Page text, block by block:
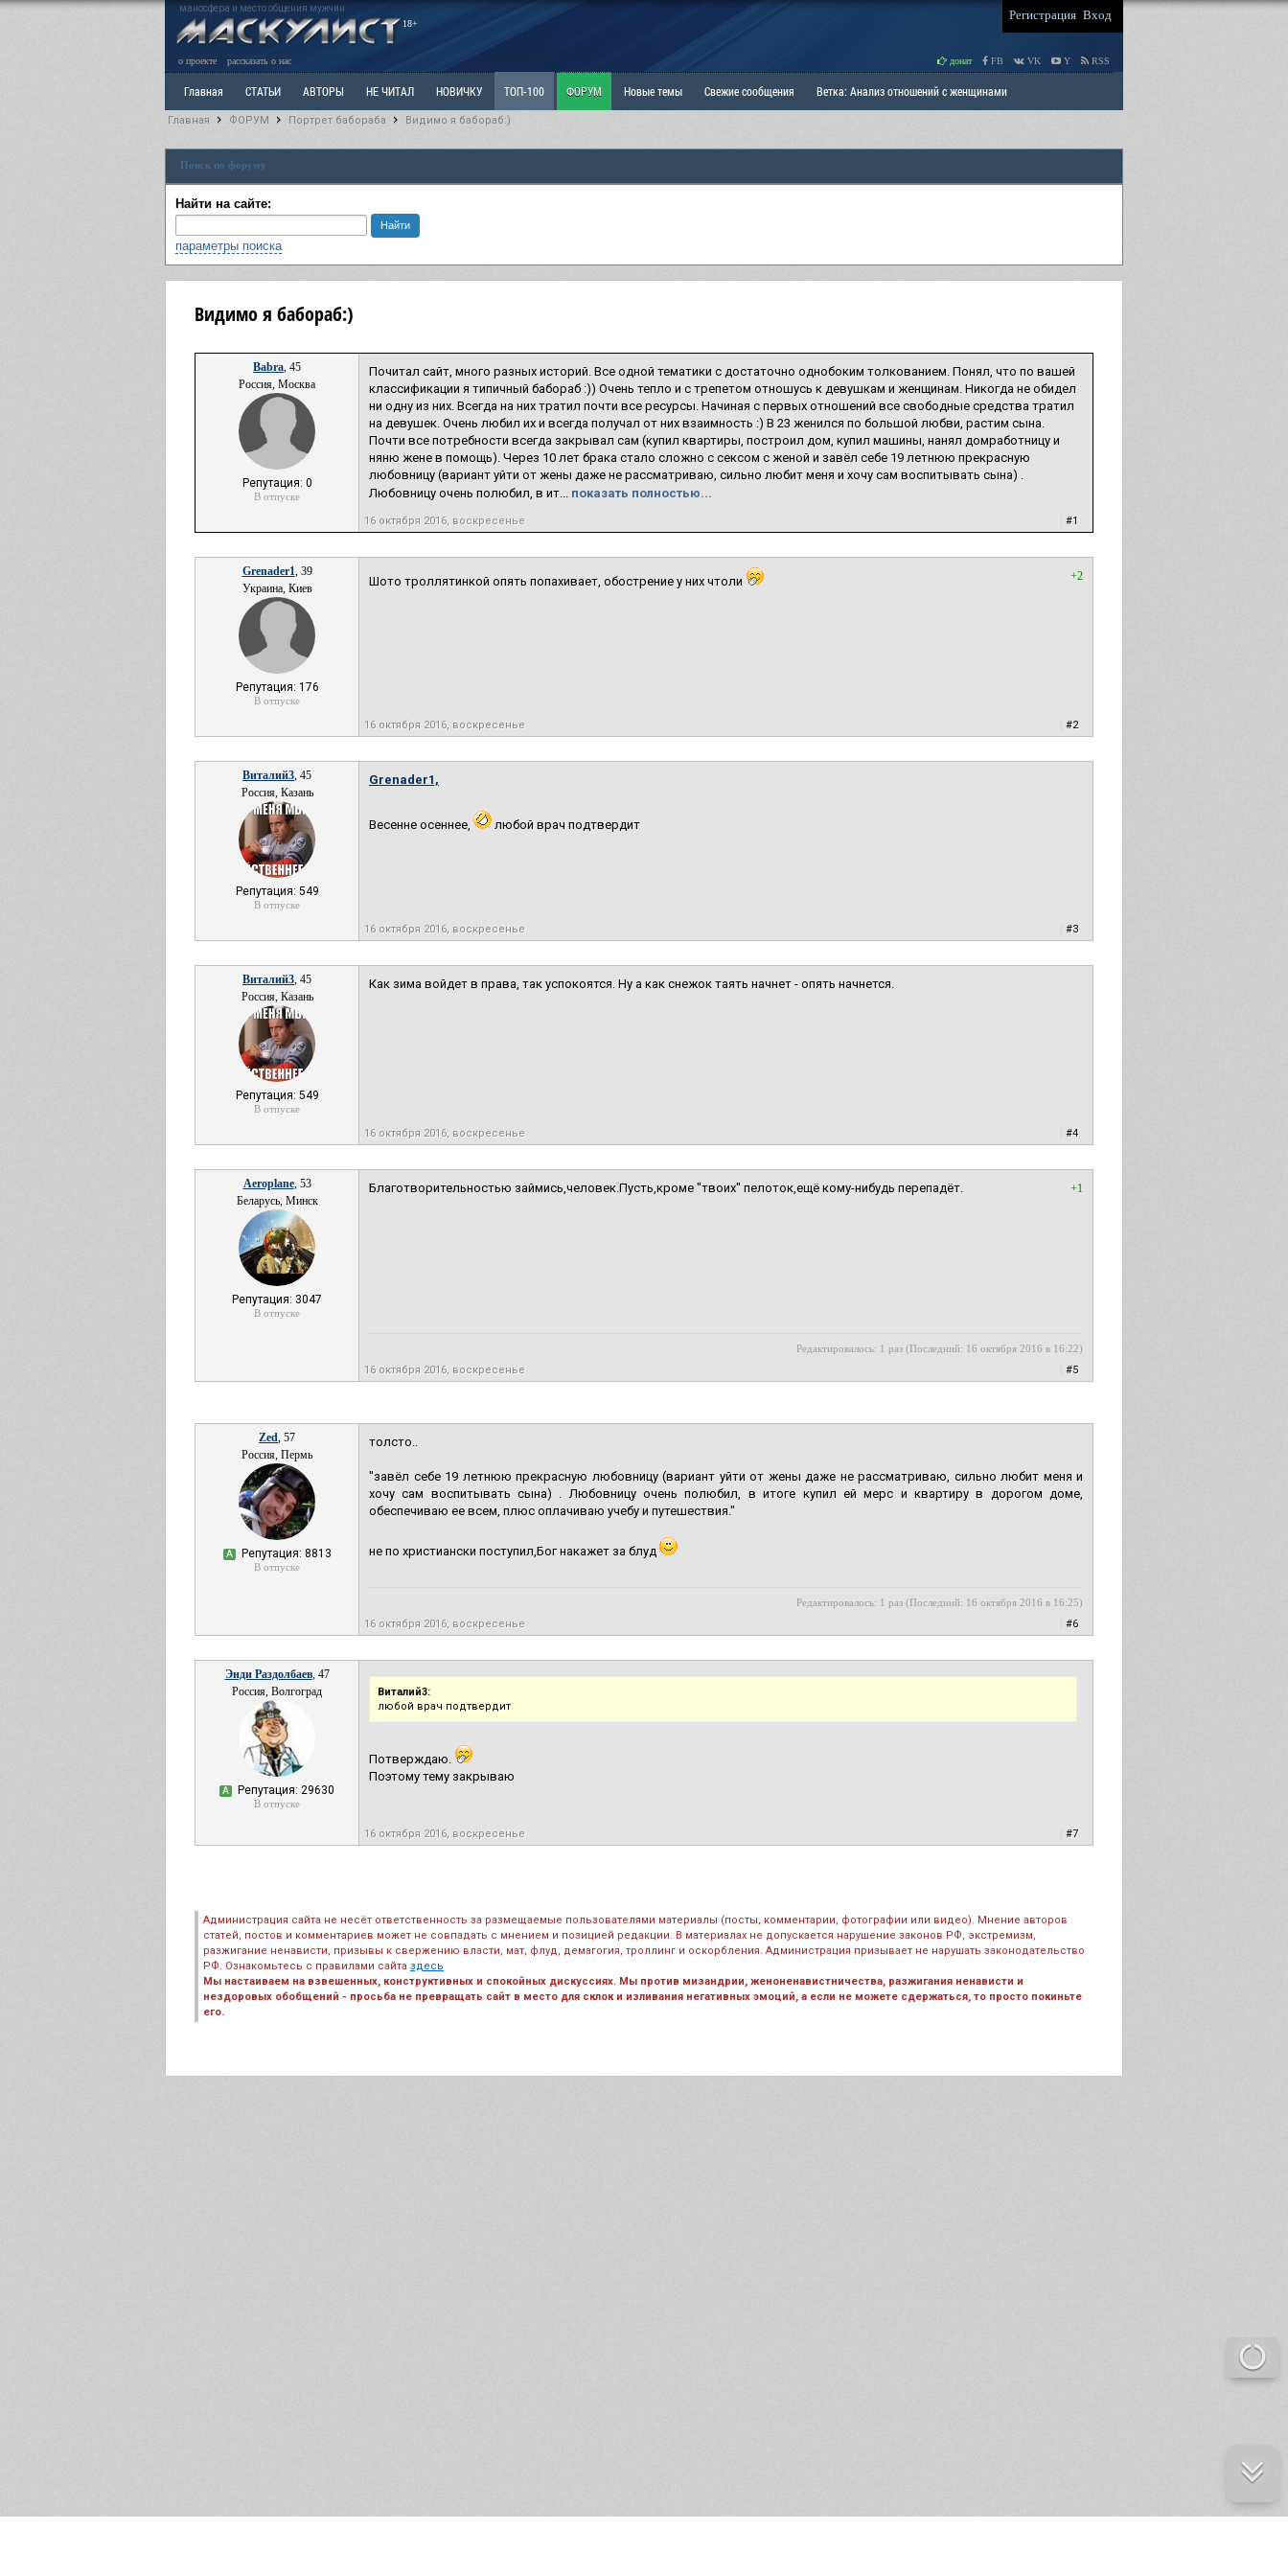
маносфера и место общения мужчин
18+
Регистрация Вход
о проекте рассказать о нас донат FB VK Y RSS
Главная СТАТЬИ АВТОРЫ НЕ ЧИТАЛ НОВИЧКУ ТОП-100 ФОРУМ Новые темы Свежие сообщения Ветка: Анализ отношений с женщинами
Ветка: Расстаюсь или Развожусь. САНЧАС Ветка: Наболевшее. Выскажись!
РАЗДЕЛ: Разное
Главная ФОРУМ Портрет бабораба Видимо я бабораб:)
Поиск по форуму
Найти на сайте:
параметры поиска
Видимо я бабораб:)
Babra, 45
Россия, Москва
Репутация: 0
В отпуске
Почитал сайт, много разных историй. Все одной тематики с достаточно однобоким толкованием. Понял, что по вашей
классификации я типичный бабораб :)) Очень тепло и с трепетом отношусь к девушкам и женщинам. Никогда не обидел
ни одну из них. Всегда на них тратил почти все ресурсы. Начиная с первых отношений все свободные средства тратил
на девушек. Очень любил их и всегда получал от них взаимность :) В 23 женился по большой любви, растим сына.
Почти все потребности всегда закрывал сам (купил квартиры, построил дом, купил машины, нанял домработницу и
няню жене в помощь). Через 10 лет брака стало сложно с сексом с женой и завёл себе 19 летнюю прекрасную
любовницу (вариант уйти от жены даже не рассматриваю, сильно любит меня и хочу сам воспитывать сына) .
Любовницу очень полюбил, в ит... показать полностью...
16 октября 2016, воскресенье #1
Grenader1, 39
Украина, Киев
Репутация: 176
В отпуске
+2
Шото троллятинкой опять попахивает, обострение у них чтоли
16 октября 2016, воскресенье #2
Виталий3, 45
Россия, Казань
Репутация: 549
В отпуске
Grenader1,
Весенне осеннее, любой врач подтвердит
16 октября 2016, воскресенье #3
Виталий3, 45
Россия, Казань
Репутация: 549
В отпуске
Как зима войдет в права, так успокоятся. Ну а как снежок таять начнет - опять начнется.
16 октября 2016, воскресенье #4
Aeroplane, 53
Беларусь, Минск
Репутация: 3047
В отпуске
+1
Благотворительностью займись,человек.Пусть,кроме "твоих" пелоток,ещё кому-нибудь перепадёт.
Редактировалось: 1 раз (Последний: 16 октября 2016 в 16:22)
16 октября 2016, воскресенье #5
Zed, 57
Россия, Пермь
А Репутация: 8813
В отпуске
толсто..
"завёл себе 19 летнюю прекрасную любовницу (вариант уйти от жены даже не рассматриваю, сильно любит меня и
хочу сам воспитывать сына) . Любовницу очень полюбил, в итоге купил ей мерс и квартиру в дорогом доме,
обеспечиваю ее всем, плюс оплачиваю учебу и путешествия."
не по христиански поступил,Бог накажет за блуд
Редактировалось: 1 раз (Последний: 16 октября 2016 в 16:25)
16 октября 2016, воскресенье #6
Энди Раздолбаев, 47
Россия, Волгоград
А Репутация: 29630
В отпуске
Виталий3:
любой врач подтвердит
Потверждаю.
Поэтому тему закрываю
16 октября 2016, воскресенье #7
Администрация сайта не несёт ответственность за размещаемые пользователями материалы (посты, комментарии, фотографии или видео). Мнение авторов
статей, постов и комментариев может не совпадать с мнением и позицией редакции. В материалах не допускается нарушение законов РФ, экстремизм,
разжигание ненависти, призывы к свержению власти, мат, флуд, демагогия, троллинг и оскорбления. Администрация призывает не нарушать законодательство
РФ. Ознакомьтесь с правилами сайта здесь
Мы настаиваем на взвешенных, конструктивных и спокойных дискуссиях. Мы против мизандрии, женоненавистничества, разжигания ненависти и
нездоровых обобщений - просьба не превращать сайт в место для склок и изливания негативных эмоций, а если не можете сдержаться, то просто покиньте
его.